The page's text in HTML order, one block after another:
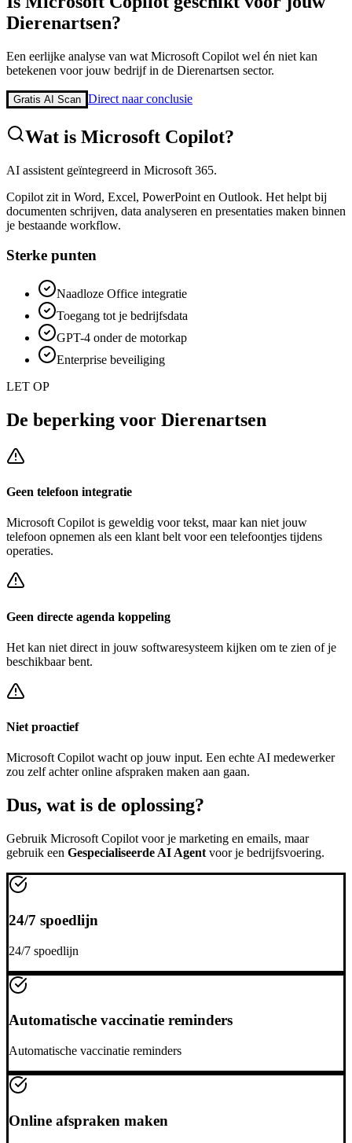
Dierenartsen?
Een eerlijke analyse van wat Microsoft Copilot wel én niet kan
betekenen voor jouw bedrijf in de Dierenartsen sector.
Gratis AI Scan Direct naar conclusie
Wat is Microsoft Copilot?
AI assistent geïntegreerd in Microsoft 365.
Copilot zit in Word, Excel, PowerPoint en Outlook. Het helpt bij
documenten schrijven, data analyseren en presentaties maken binnen
je bestaande workflow.
Sterke punten
Naadloze Office integratie
Toegang tot je bedrijfsdata
GPT-4 onder de motorkap
Enterprise beveiliging
LET OP
De beperking voor Dierenartsen
Geen telefoon integratie
Microsoft Copilotis geweldig voor tekst, maar kan niet jouw
telefoon opnemen als een klant belt voor een telefoontjes tijdens
operaties.
Geen directe agenda koppeling
Het kan niet direct in jouw softwaresysteem kijken om te zien of je
beschikbaar bent.
Niet proactief
Microsoft Copilotwacht op jouw input. Een echte AI medewerker
zou zelf achteronline afspraken maken aan gaan.
Dus, wat is de oplossing?
Gebruik Microsoft Copilot voor je marketing en emails, maar
gebruik een Gespecialiseerde AI Agent voor je bedrijfsvoering.
24/7 spoedlijn
24/7 spoedlijn
Automatische vaccinatie reminders
Automatische vaccinatie reminders
Online afspraken maken